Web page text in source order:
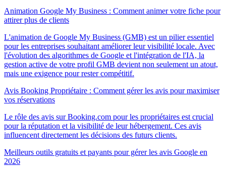
Animation Google My Business : Comment animer votre fiche pour
attirer plus de clients
L'animation de Google My Business (GMB) est un pilier essentiel
pour les entreprises souhaitant améliorer leur visibilité locale. Avec
l'évolution des algorithmes de Google et l'intégration de l'IA, la
gestion active de votre profil GMB devient non seulement un atout,
mais une exigence pour rester compétitif.
Avis Booking Propriétaire : Comment gérer les avis pour maximiser
vos réservations
Le rôle des avis sur Booking.com pour les propriétaires est crucial
pour la réputation et la visibilité de leur hébergement. Ces avis
influencent directement les décisions des futurs clients.
Meilleurs outils gratuits et payants pour gérer les avis Google en
2026